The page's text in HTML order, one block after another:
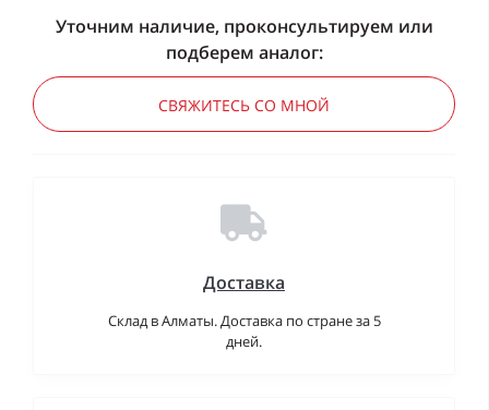
Уточним наличие, проконсультируем или
подберем аналог:
СВЯЖИТЕСЬ СО МНОЙ
Доставка
Склад в Алматы. Доставка по стране за 5
дней.